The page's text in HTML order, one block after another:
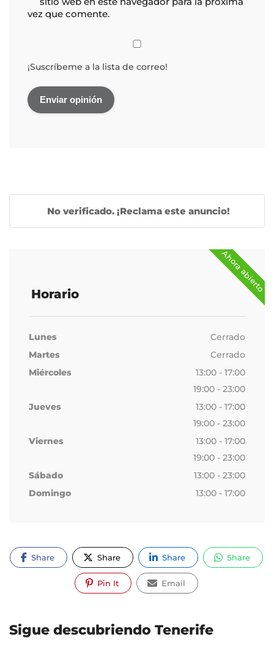
vez que comente.
¡Suscríbeme a la lista de correo!
No verificado. ¡Reclama este anuncio!
Ahora abierto
Horario
Lunes
Cerrado
Martes
Cerrado
Miércoles
13:00 - 17:00
19:00 - 23:00
Jueves
13:00 - 17:00
19:00 - 23:00
Viernes
13:00 - 17:00
19:00 - 23:00
Sábado
13:00 - 23:00
Domingo
13:00 - 17:00
Share Share Share Share
Pin It Email
Sigue descubriendo Tenerife